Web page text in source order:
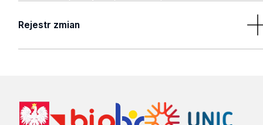
Rejestr zmian